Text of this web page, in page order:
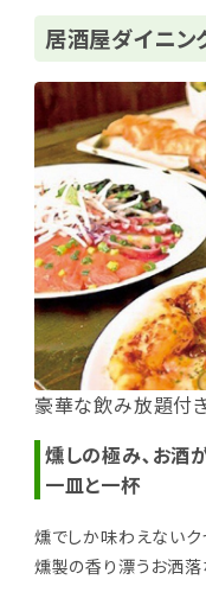
居酒屋ダイニ
豪華な飲み放題付
燻しの極み､お酒
一皿と一杯
燻でしか味わえない
燻製の香り漂うお洒